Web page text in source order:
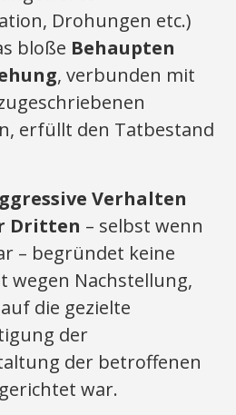
Drohungen etc.)
bloße Behaupten
, verbunden mit
erfüllt den Tatbestand
Verhalten
Dritten – selbst wenn
– begründet keine
wegen Nachstellung,
die gezielte
der
der betroffenen
war.